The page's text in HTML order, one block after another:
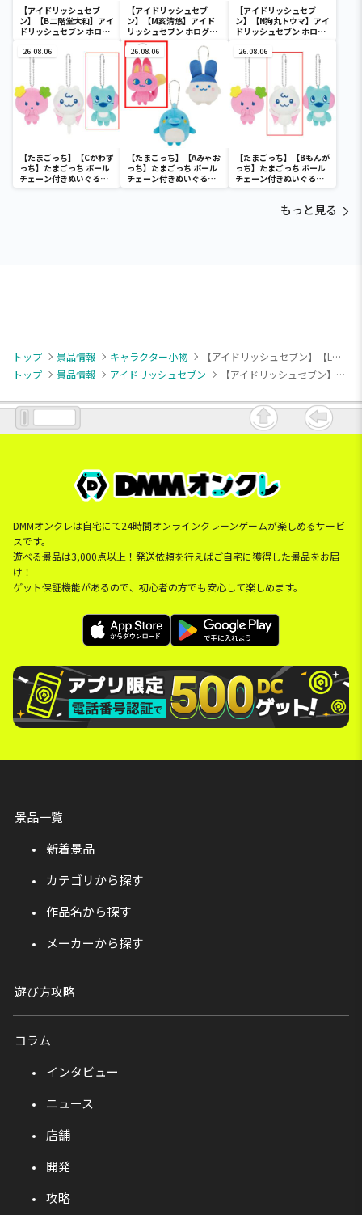
【アイドリッシュセブ
ン】【B二階堂大和】アイ
ドリッシュセブン ホログ
Anniversary ver.～
【アイドリッシュセブ
ン】【M亥清悠】アイド
リッシュセブン ホログラ
ム缶バッジ～2022
Anniversary ver.～
【アイドリッシュセブ
ン】【N狗丸トウマ】アイ
ドリッシュセブン ホログ
Anniversary ver.～
26.08.06
【たまごっち】【Cかわず
っち】たまごっち ボール
チェーン付きぬいぐるみ
～Tamagotchi
26.08.06
【たまごっち】【Aみゃお
っち】たまごっち ボール
チェーン付きぬいぐるみ
～Tamagotchi
26.08.06
【たまごっち】【Bもんが
っち】たまごっち ボール
チェーン付きぬいぐるみ
～Tamagotchi
もっと見る
トップ 景品情報 キャラクター小物
【アイドリッシュセブン】【L千】アイドリッシュセブン ホログラム缶バッジ～Anniversary 2024 ver.～
トップ
景品情報 アイドリッシュセブン 【アイドリッシュセブン】【L千】アイドリッシュセブン ホログラム缶バッジ～Anniversary 2024 ver.～
DMMオンクレは自宅にて24時間オンラインクレーンゲームが楽しめるサービ
スです。
遊べる景品は3,000点以上！発送依頼を行えばご自宅に獲得した景品をお届
け！
ゲット保証機能があるので、初心者の方でも安心して楽しめます。
景品一覧
新着景品
カテゴリから探す
作品名から探す
メーカーから探す
遊び方攻略
コラム
インタビュー
ニュース
店舗
開発
攻略